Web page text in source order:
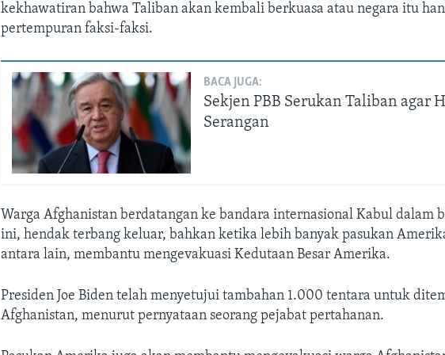
kekhawatiran bahwa Taliban akan kembali berkuasa atau negara itu
pertempuran faksi-faksi.
BACA JUGA:
Sekjen PBB Serukan Taliban agar
Serangan
Warga Afghanistan berdatangan ke bandara internasional Kabul dalam
ini, hendak terbang keluar, bahkan ketika lebih banyak pasukan
antara lain, membantu mengevakuasi Kedutaan Besar Amerika.
Presiden Joe Biden telah menyetujui tambahan 1.000 tentara untuk
Afghanistan, menurut pernyataan seorang pejabat pertahanan.